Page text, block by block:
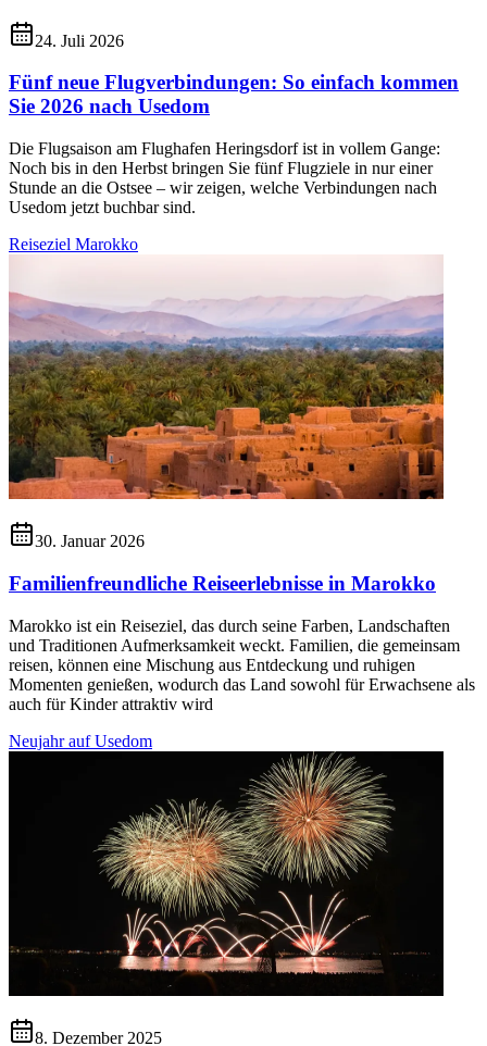
24. Juli 2026
Fünf neue Flugverbindungen: So einfach kommen
Sie 2026 nach Usedom
Die Flugsaison am Flughafen Heringsdorf ist in vollem Gange:
Noch bis in den Herbst bringen Sie fünf Flugziele in nur einer
Stunde an die Ostsee – wir zeigen, welche Verbindungen nach
Usedom jetzt buchbar sind.
Reiseziel Marokko
30. Januar 2026
Familienfreundliche Reiseerlebnisse in Marokko
Marokko ist ein Reiseziel, das durch seine Farben, Landschaften
und Traditionen Aufmerksamkeit weckt. Familien, die gemeinsam
reisen, können eine Mischung aus Entdeckung und ruhigen
Momenten genießen, wodurch das Land sowohl für Erwachsene als
auch für Kinder attraktiv wird
Neujahr auf Usedom
8. Dezember 2025